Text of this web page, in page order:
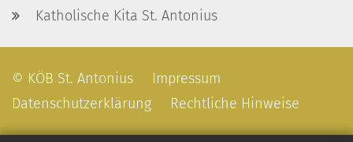
Katholische Kita St. Antonius
© KÖB St. Antonius
Impressum
Datenschutzerklärung
Rechtliche Hinweise